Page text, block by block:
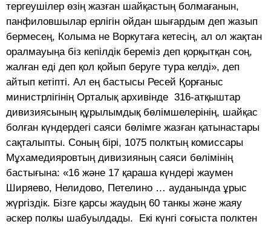
тергеушілер өзің жазған шайқастың болмағанын,
панфиловшылар ерлігін ойдан шығардым деп жазып
бермесең, Колыма не Воркутаға кетесің, ал ол жақтан
оралмауыңа біз кепілдік береміз деп қорқытқан соң,
жалған еді деп қол қойып беруге тура келді», деп
айтып кетіпті. Ал ең бастысы Ресей Қорғаныс
министрлігінің Орталық архивінде 316-атқыштар
дивизиясының құрылымдық бөлімшелерінің, шайқас
болған күндердегі саяси бөлімге жазған қатынастары
сақталыпты. Соның бірі, 1075 полктың комиссары
Мұхамедияровтың дивизияның саяси бөлімінің
бастығына: «16 және 17 қараша күндері жаумен
Ширяево, Нелидово, Петелино … ауданында ұрыс
жүргіздік. Бізге қарсы жаудың 60 танкы және жаяу
әскер полкы шабуылдады. Екі күнгі соғыста полктен